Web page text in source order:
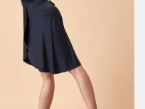
LISTA ŻYCZEŃ
SZCZEGÓŁY